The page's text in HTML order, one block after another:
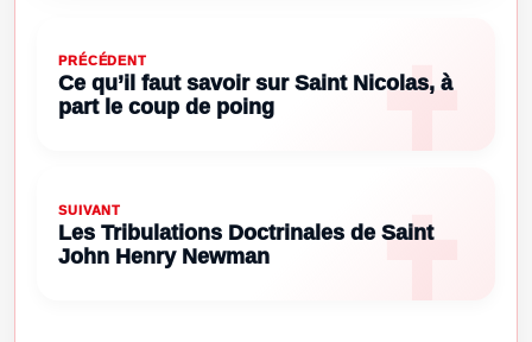
PRÉCÉDENT
Ce qu’il faut savoir sur Saint Nicolas, à
part le coup de poing
SUIVANT
Les Tribulations Doctrinales de Saint
John Henry Newman